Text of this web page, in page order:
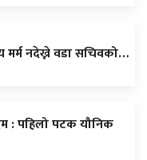
मर्म नदेख्ने वडा सचिवको…
: पहिलो पटक यौनिक